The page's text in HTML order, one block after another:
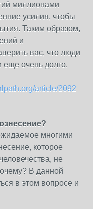
миллионами
усилия, чтобы
Таким образом,
и
вас, что люди
еще очень долго.
article/2092
многими
которое
не
В данной
в этом вопросе и